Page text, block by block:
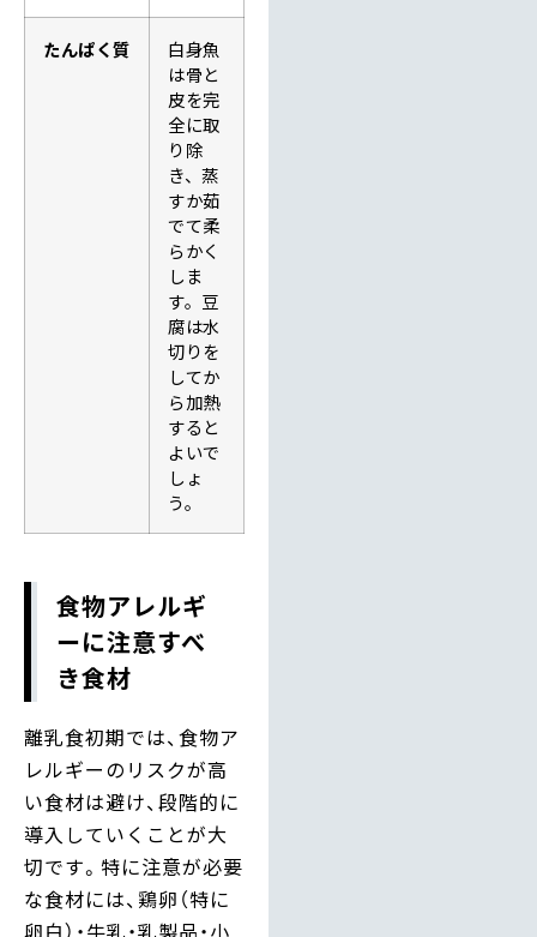
たんぱく質
白身魚
は骨と
皮を完
全に取
り除
き、蒸
すか茹
でて柔
らかく
しま
す。豆
腐は水
切りを
してか
ら加熱
すると
よいで
しょ
う。
食物アレルギ
ーに注意すべ
き食材
離乳食初期では、食物ア
レルギーのリスクが高
い食材は避け、段階的に
導入していくことが大
切です。特に注意が必要
な食材には、鶏卵（特に
卵白）・牛乳・乳製品・小